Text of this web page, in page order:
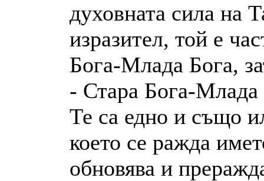
духовната сила на
изразител, той е
Бога-Млада Бога,
- Стара Бога-Млада
Те са едно и също
което се ражда
обновява и